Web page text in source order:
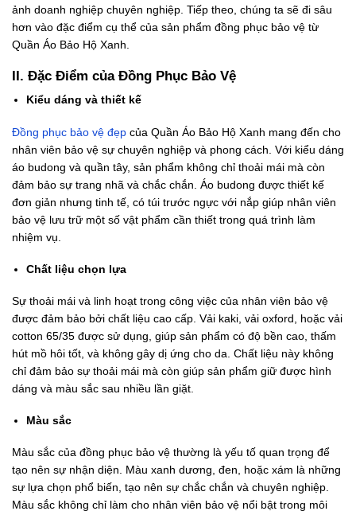
ảnh doanh nghiệp chuyên nghiệp. Tiếp theo, chúng ta sẽ đi sâu
hơn vào đặc điểm cụ thể của sản phẩm đồng phục bảo vệ từ
Quần Áo Bảo Hộ Xanh.
II. Đặc Điểm của Đồng Phục Bảo Vệ
Kiểu dáng và thiết kế
Đồng phục bảo vệ đẹp của Quần Áo Bảo Hộ Xanh mang đến cho
nhân viên bảo vệ sự chuyên nghiệp và phong cách. Với kiểu dáng
áo budong và quần tây, sản phẩm không chỉ thoải mái mà còn
đảm bảo sự trang nhã và chắc chắn. Áo budong được thiết kế
đơn giản nhưng tinh tế, có túi trước ngực với nắp giúp nhân viên
bảo vệ lưu trữ một số vật phẩm cần thiết trong quá trình làm
nhiệm vụ.
Chất liệu chọn lựa
Sự thoải mái và linh hoạt trong công việc của nhân viên bảo vệ
được đảm bảo bởi chất liệu cao cấp. Vải kaki, vải oxford, hoặc vải
cotton 65/35 được sử dụng, giúp sản phẩm có độ bền cao, thấm
hút mồ hôi tốt, và không gây dị ứng cho da. Chất liệu này không
chỉ đảm bảo sự thoải mái mà còn giúp sản phẩm giữ được hình
dáng và màu sắc sau nhiều lần giặt.
Màu sắc
Màu sắc của đồng phục bảo vệ thường là yếu tố quan trọng để
tạo nên sự nhận diện. Màu xanh dương, đen, hoặc xám là những
sự lựa chọn phổ biến, tạo nên sự chắc chắn và chuyên nghiệp.
Màu sắc không chỉ làm cho nhân viên bảo vệ nổi bật trong môi